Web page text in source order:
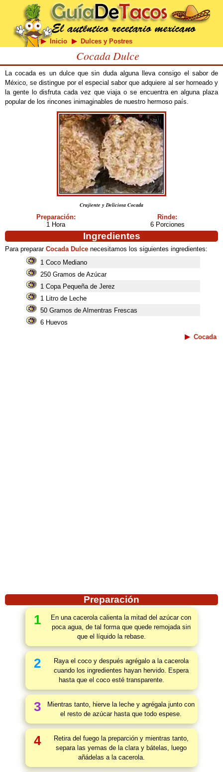
Inicio Dulces y Postres
Cocada Dulce
La cocada es un dulce que sin duda alguna lleva consigo el sabor de
México, se distingue por el especial sabor que adquiere al ser horneado y
la gente lo disfruta cada vez que viaja o se encuentra en alguna plaza
popular de los rincones inimaginables de nuestro hermoso país.
Crujiente y Deliciosa Cocada
Preparación:
1 Hora
Rinde:
6 Porciones
Ingredientes
Para preparar Cocada Dulce necesitamos los siguientes ingredientes:
1 Coco Mediano
250 Gramos de Azúcar
1 Copa Pequeña de Jerez
1 Litro de Leche
50 Gramos de Almentras Frescas
6 Huevos
Cocada
Preparación
1
En una cacerola calienta la mitad del azúcar con
poca agua, de tal forma que quede remojada sin
que el líquido la rebase.
2
Raya el coco y después agrégalo a la cacerola
cuando los ingredientes hayan hervido. Espera
hasta que el coco esté transparente.
3
Mientras tanto, hierve la leche y agrégala junto con
el resto de azúcar hasta que todo espese.
4
Retira del fuego la preparción y mientras tanto,
separa las yemas de la clara y bátelas, luego
añádelas a la cacerola.